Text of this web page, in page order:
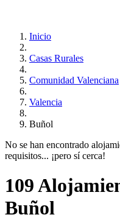
Inicio
Casas Rurales
Comunidad Valenciana
Valencia
Buñol
No se han encontrado
requisitos... ¡pero sí cerca!
109
Buñol